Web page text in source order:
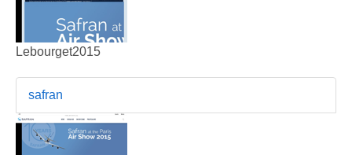
Lebourget2015
safran